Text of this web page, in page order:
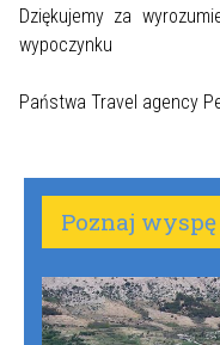
Dziękujemy za
wypoczynku
Państwa Travel agency
Poznaj wyspę